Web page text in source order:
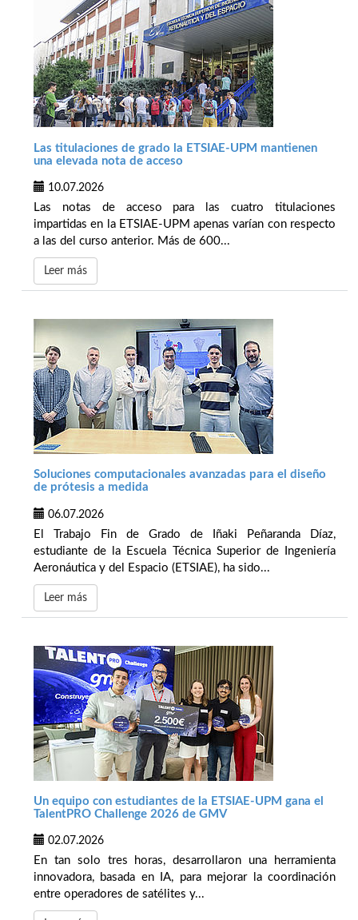
Las titulaciones de grado la ETSIAE-UPM mantienen
una elevada nota de acceso
10.07.2026
Las notas de acceso para las cuatro titulaciones
impartidas en la ETSIAE-UPM apenas varían con respecto
a las del curso anterior. Más de 600...
Leer más
Soluciones computacionales avanzadas para el diseño
de prótesis a medida
06.07.2026
El Trabajo Fin de Grado de Iñaki Peñaranda Díaz,
estudiante de la Escuela Técnica Superior de Ingeniería
Aeronáutica y del Espacio (ETSIAE), ha sido...
Leer más
Un equipo con estudiantes de la ETSIAE-UPM gana el
TalentPRO Challenge 2026 de GMV
02.07.2026
En tan solo tres horas, desarrollaron una herramienta
innovadora, basada en IA, para mejorar la coordinación
entre operadores de satélites y...